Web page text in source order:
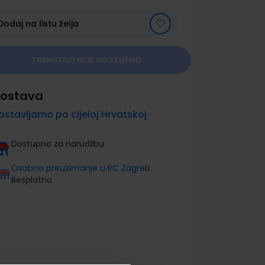
na listu želja
po cijeloj Hrvatskoj
Dostupno za narudžbu
Osobno preuzimanje u PC Zagreb
Besplatno